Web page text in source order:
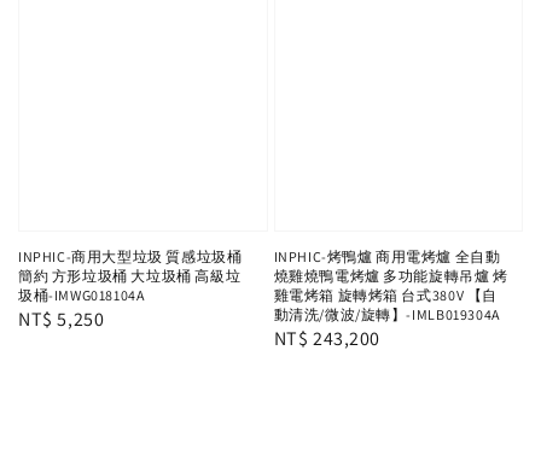
INPHIC-商用大型垃圾 質感垃圾桶
簡約 方形垃圾桶 大垃圾桶 高級垃
圾桶-IMWG018104A
Regular
NT$ 5,250
INPHIC-烤鴨爐 商用電烤爐 全自動
燒雞燒鴨電烤爐 多功能旋轉吊爐 烤
雞電烤箱 旋轉烤箱 台式380V 【自
動清洗/微波/旋轉】-IMLB019304A
Regular
NT$ 243,200